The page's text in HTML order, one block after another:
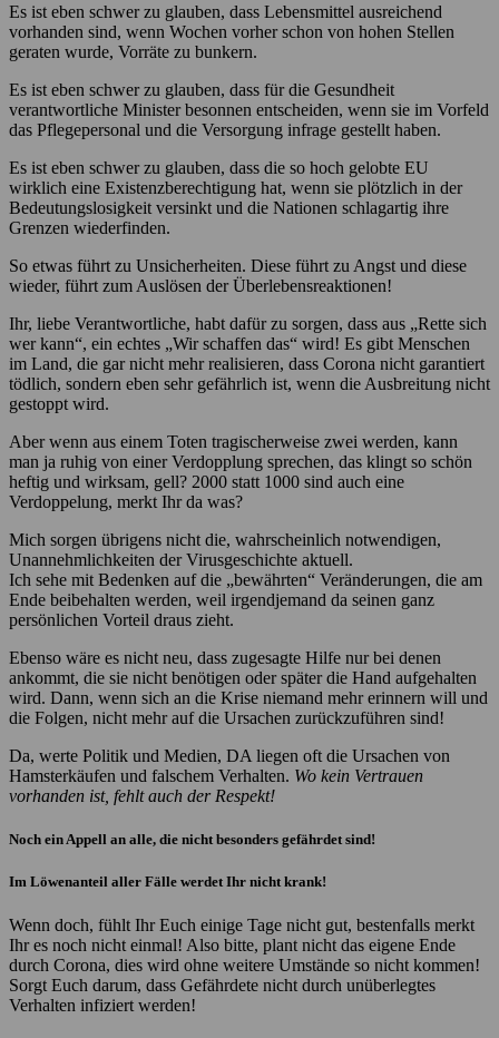
Es ist eben schwer zu glauben, dass Lebensmittel ausreichend
vorhanden sind, wenn Wochen vorher schon von hohen Stellen
geraten wurde, Vorräte zu bunkern.
Es ist eben schwer zu glauben, dass für die Gesundheit
verantwortliche Minister besonnen entscheiden, wenn sie im Vorfeld
das Pflegepersonal und die Versorgung infrage gestellt haben.
Es ist eben schwer zu glauben, dass die so hoch gelobte EU
wirklich eine Existenzberechtigung hat, wenn sie plötzlich in der
Bedeutungslosigkeit versinkt und die Nationen schlagartig ihre
Grenzen wiederfinden.
So etwas führt zu Unsicherheiten. Diese führt zu Angst und diese
wieder, führt zum Auslösen der Überlebensreaktionen!
Ihr, liebe Verantwortliche, habt dafür zu sorgen, dass aus „Rette sich
wer kann“, ein echtes „Wir schaffen das“ wird! Es gibt Menschen
im Land, die gar nicht mehr realisieren, dass Corona nicht garantiert
tödlich, sondern eben sehr gefährlich ist, wenn die Ausbreitung nicht
gestoppt wird.
Aber wenn aus einem Toten tragischerweise zwei werden, kann
man ja ruhig von einer Verdopplung sprechen, das klingt so schön
heftig und wirksam, gell? 2000 statt 1000 sind auch eine
Verdoppelung, merkt Ihr da was?
Mich sorgen übrigens nicht die, wahrscheinlich notwendigen,
Unannehmlichkeiten der Virusgeschichte aktuell.
Ich sehe mit Bedenken auf die „bewährten“ Veränderungen, die am
Ende beibehalten werden, weil irgendjemand da seinen ganz
persönlichen Vorteil draus zieht.
Ebenso wäre es nicht neu, dass zugesagte Hilfe nur bei denen
ankommt, die sie nicht benötigen oder später die Hand aufgehalten
wird. Dann, wenn sich an die Krise niemand mehr erinnern will und
die Folgen, nicht mehr auf die Ursachen zurückzuführen sind!
Da, werte Politik und Medien, DA liegen oft die Ursachen von
Hamsterkäufen und falschem Verhalten. Wo kein Vertrauen
vorhanden ist, fehlt auch der Respekt!
Noch ein Appell an alle, die nicht besonders gefährdet sind!
Im Löwenanteil aller Fälle werdet Ihr nicht krank!
Wenn doch, fühlt Ihr Euch einige Tage nicht gut, bestenfalls merkt
Ihr es noch nicht einmal! Also bitte, plant nicht das eigene Ende
durch Corona, dies wird ohne weitere Umstände so nicht kommen!
Sorgt Euch darum, dass Gefährdete nicht durch unüberlegtes
Verhalten infiziert werden!